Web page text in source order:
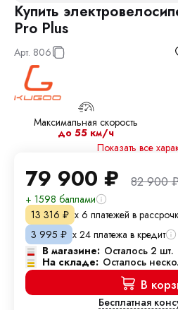
Купить
Pro Plus
Арт. 806
Максимальная скорость
до 55 км/ч
Показать все
79 900 ₽ 82 900
+ 1598 баллами
13 316 ₽ х 6 платежей в
3 995 ₽ х 24 платежа в кредит
В магазине: Осталось 2 шт.
На складе: Осталось
В
Бесплатная